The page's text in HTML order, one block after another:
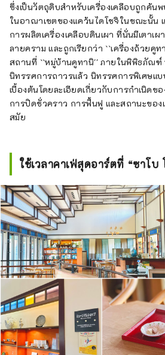
ซึ่งเป็นวัตถุดิบสำหรับเครื่องเคลือบถูกค้น
ในอาณาเขตของแคว้นไดโชจิในขณะนั้น
การผลิตเครื่องเคลือบดินเผา ที่นั่นมีเตาเผ
ลายคราม และถูกเรียกว่า ``เครื่องถ้วยคู
สถานที่ ``หมู่บ้านคูทานิ'' ภายในพิพิธภัณฑ์
นิทรรศการถาวรแล้ว นิทรรศการพิเศษแบ
เบื้องต้นโดยละเอียดเกี่ยวกับการกำเนิดข
การปิดชั่วคราว การฟื้นฟู และสถานะของ
สมัย
ใช้เวลาคาเฟ่สุดอาร์ตที่ “ซาโบ